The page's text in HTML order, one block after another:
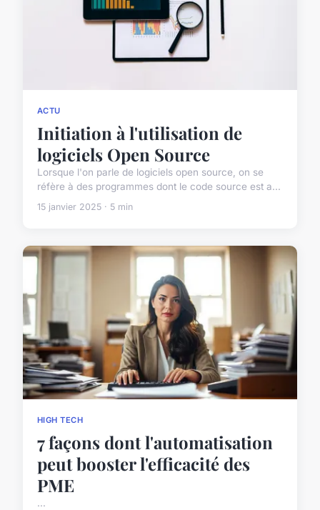
ACTU
Initiation à l'utilisation de
logiciels Open Source
Lorsque l'on parle de logiciels open source, on se
réfère à des programmes dont le code source est a...
15 janvier 2025 · 5 min
HIGH TECH
7 façons dont l'automatisation
peut booster l'efficacité des
PME
...